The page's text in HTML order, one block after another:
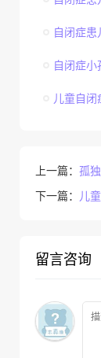
自闭症患
自闭症
儿童自闭
上一篇： 孤
下一篇：
儿
留言咨询